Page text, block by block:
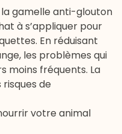
gamelle anti-glouton
à s’appliquer pour
En réduisant
les problèmes qui
moins fréquents. La
de
votre animal